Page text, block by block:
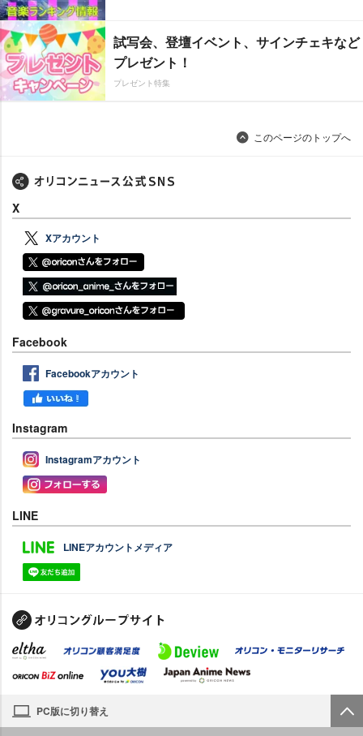
試写会、登壇イベント、サインチェキなど
プレゼント！
プレゼント特集
このページのトップへ
X
Xアカウント
Facebook
Facebookアカウント
Instagram
Instagramアカウント
LINE
LINEアカウントメディア
PC版に切り替え